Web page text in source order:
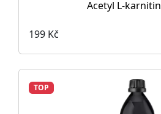
Acetyl L-
199 Kč
TOP